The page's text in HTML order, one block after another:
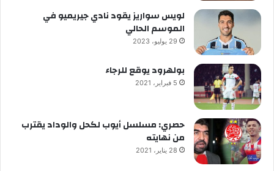
لويس سواريز يقود نادي جيريميو في
الموسم الحالي
29 يوليو، 2023
بولهرود يوقع للرجاء
5 فبراير، 2021
حصري: مسلسل أيوب لكحل والوداد يقترب
من نهايته
28 يناير، 2021